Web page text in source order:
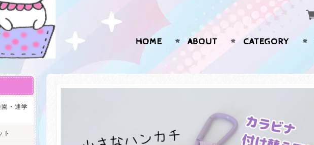
HOME ABOUT CATEGORY
園・通学
ト